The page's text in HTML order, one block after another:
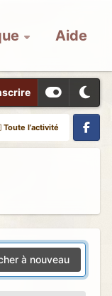
Aide
Toute l’activité
Facebook
à nouveau